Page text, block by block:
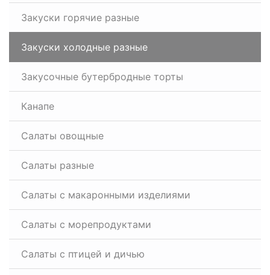
Закуски горячие разные
Закуски холодные разные
Закусочные бутербродные торты
Канапе
Салаты овощные
Салаты разные
Салаты с макаронными изделиями
Салаты с морепродуктами
Салаты с птицей и дичью